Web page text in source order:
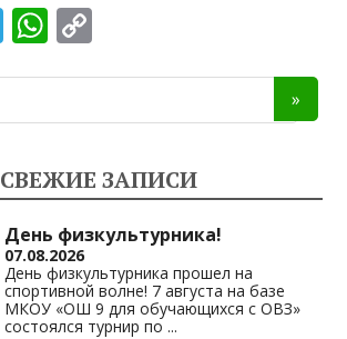
T
gr
a
m
W
s
A
p
p
y
Li
n
k
СВЕЖИЕ ЗАПИСИ
День физкультурника!
07.08.2026
День физкультурника прошел на
спортивной волне! 7 августа на базе
МКОУ «ОШ 9 для обучающихся с ОВЗ»
состоялся турнир по ...